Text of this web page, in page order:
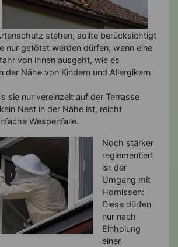
stehen, sollte berücksichtigt
nur getötet werden dürfen, wenn eine
von ihnen ausgeht, wie es
der Nähe von Kindern und Allergikern
sie nur vereinzelt auf der Terrasse
Nest in der Nähe ist, reicht
Wespenfalle.
Noch stärker
reglementiert
ist der
Umgang mit
Hornissen:
Diese dürfen
nur nach
Einholung
einer